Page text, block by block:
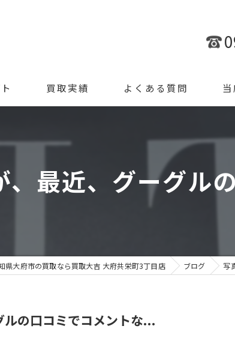
買取実績 よくある質問
腕時
、最近、グーグル
県大府市の買取なら買取大吉 大府共栄町3丁目店 ブログ 写
の口コミでコメントな...